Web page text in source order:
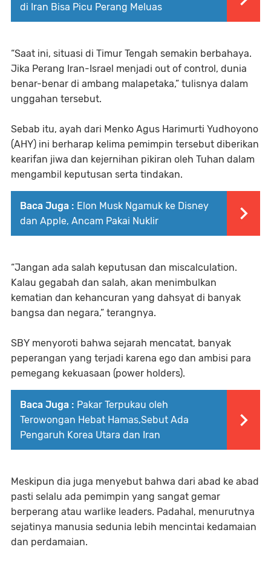
di Iran Bisa Picu Perang Meluas
“Saat ini, situasi di Timur Tengah semakin berbahaya.
Jika Perang Iran-Israel menjadi out of control, dunia
benar-benar di ambang malapetaka,” tulisnya dalam
unggahan tersebut.
Sebab itu, ayah dari Menko Agus Harimurti Yudhoyono
(AHY) ini berharap kelima pemimpin tersebut diberikan
kearifan jiwa dan kejernihan pikiran oleh Tuhan dalam
mengambil keputusan serta tindakan.
Baca Juga : Elon Musk Ngamuk ke Disney
dan Apple, Ancam Pakai Nuklir
“Jangan ada salah keputusan dan miscalculation.
Kalau gegabah dan salah, akan menimbulkan
kematian dan kehancuran yang dahsyat di banyak
bangsa dan negara,” terangnya.
SBY menyoroti bahwa sejarah mencatat, banyak
peperangan yang terjadi karena ego dan ambisi para
pemegang kekuasaan (power holders).
Baca Juga : Pakar Terpukau oleh
Terowongan Hebat Hamas,Sebut Ada
Pengaruh Korea Utara dan Iran
Meskipun dia juga menyebut bahwa dari abad ke abad
pasti selalu ada pemimpin yang sangat gemar
berperang atau warlike leaders. Padahal, menurutnya
sejatinya manusia sedunia lebih mencintai kedamaian
dan perdamaian.